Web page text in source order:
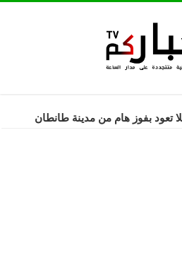
تعود بفوز هام من مدينة طانطان